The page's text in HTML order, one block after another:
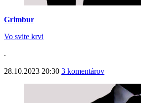
Grimbur
Vo svite krvi
.
28.10.2023 20:30 3 komentárov